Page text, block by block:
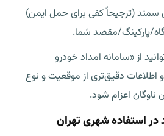
(ترجیحاً کفی برای حمل ایمن)
پارکینگ/مقصد شما.
از «سامانه امداد خودرو
کنید و اطلاعات دقیق‌تری از موقعیت و نوع
اعزام شود.
در استفاده شهری تهران